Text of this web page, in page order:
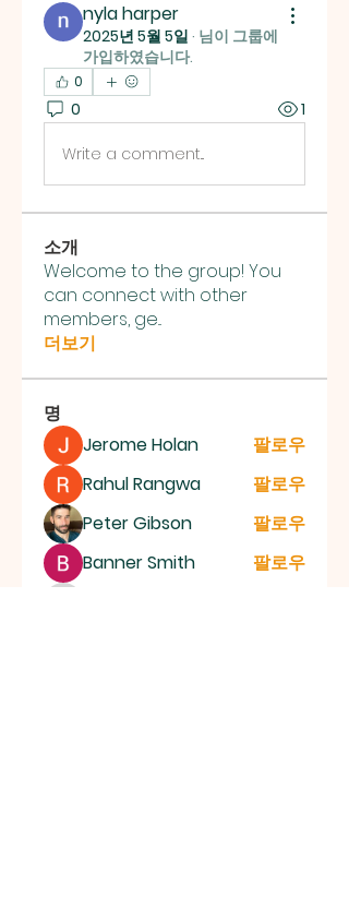
nyla harper
2025년 5월 5일 · 님이 그룹에
가입하였습니다.
0
0 1
Write a comment...
소개
Welcome to the group! You
can connect with other
members, ge...
더보기
명
Jerome Holan
팔로우
Rahul Rangwa
팔로우
Peter Gibson
팔로우
Banner Smith
팔로우